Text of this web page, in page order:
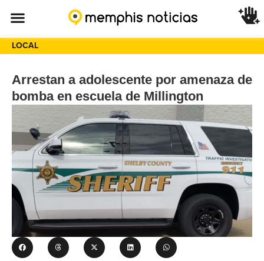
LOCAL
Arrestan a adolescente por amenaza de
bomba en escuela de Millington